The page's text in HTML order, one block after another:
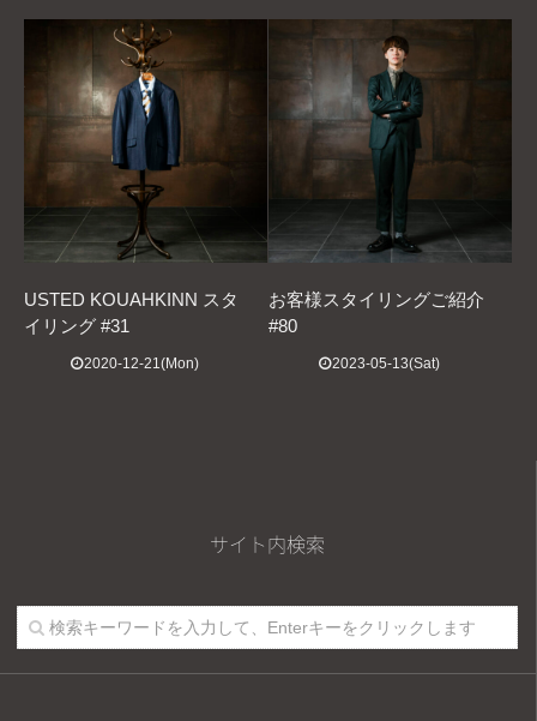
USTED KOUAHKINN スタ
イリング #31
2020-12-21(Mon)
お客様スタイリングご紹介
#80
2023-05-13(Sat)
サイト内検索